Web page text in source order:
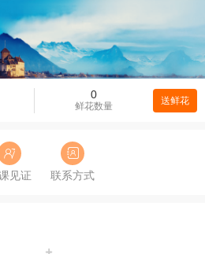
0
鲜花数量 送鲜花
见证 联系方式